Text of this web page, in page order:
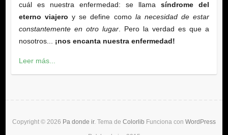
cuál es nuestra enfermedad: se llamasíndrome del
eterno viajero y se define como la necesidad de estar
constantemente en otro lugar. Pero la verdad es que a
nosotros... ¡nos encanta nuestra enfermedad!
Leer más...
Copyright © 2026 Pa donde ir. Tema de Colorlib Funciona con WordPress